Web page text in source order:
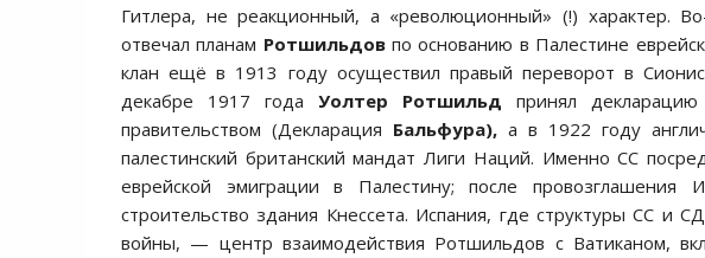
Гитлера, не реакционный, а «революционный» (!) характер.
отвечал планам Ротшильдовпо основанию в Палестине
клан ещё в 1913 году осуществил правый переворот в
декабре 1917 года Уолтер Ротшильд принял
правительством (Декларация Бальфура), а в 1922 году
палестинский британский мандат Лиги Наций. Именно СС
еврейской эмиграции в Палестину; после
строительство здания Кнессета. Испания, где структуры СС и
войны, — центр взаимодействия Ротшильдов с Ватиканом,